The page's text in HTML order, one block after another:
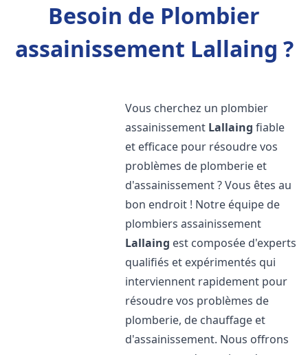
Besoin de Plombier
assainissement Lallaing ?
Vous cherchez un plombier
assainissement Lallaing fiable
et efficace pour résoudre vos
problèmes de plomberie et
d'assainissement ? Vous êtes au
bon endroit ! Notre équipe de
plombiers assainissement
Lallaing est composée d'experts
qualifiés et expérimentés qui
interviennent rapidement pour
résoudre vos problèmes de
plomberie, de chauffage et
d'assainissement. Nous offrons